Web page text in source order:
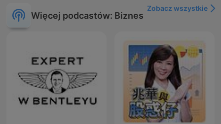
Więcej podcastów: Biznes
Zobacz wszystkie